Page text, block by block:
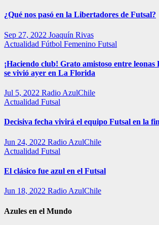
¿Qué nos pasó en la Libertadores de Futsal?
Sep 27, 2022 Joaquín Rivas
Actualidad Fútbol Femenino Futsal
¡Haciendo club! Grato amistoso entre leonas
se vivió ayer en La Florida
Jul 5, 2022 Radio AzulChile
Actualidad Futsal
Decisiva fecha vivirá el equipo Futsal en la
Jun 24, 2022 Radio AzulChile
Actualidad Futsal
El clásico fue azul en el Futsal
Jun 18, 2022 Radio AzulChile
Azules en el Mundo